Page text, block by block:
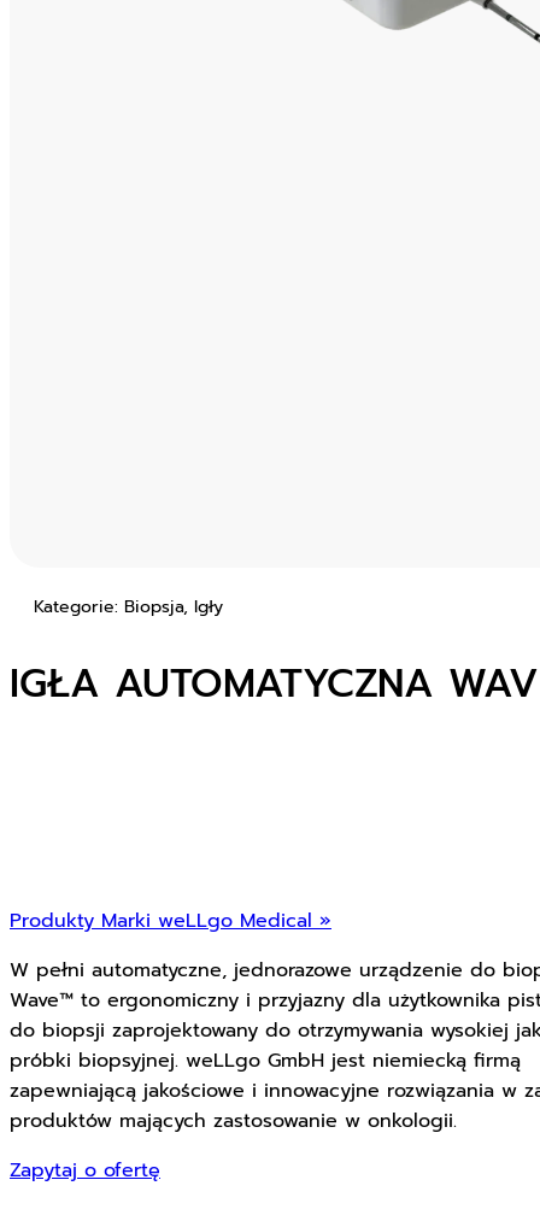
Kategorie: Biopsja, Igły
IGŁA AUTOMATYCZNA
Produkty Marki weLLgo Medical »
W pełni automatyczne, jednorazowe urządzenie do
Wave™ to ergonomiczny i przyjazny dla użytkownika
do biopsji zaprojektowany do otrzymywania wysokiej
próbki biopsyjnej. weLLgo GmbH jest niemiecką firmą
zapewniającą jakościowe i innowacyjne rozwiązania w
produktów mających zastosowanie w onkologii.
Zapytaj o ofertę